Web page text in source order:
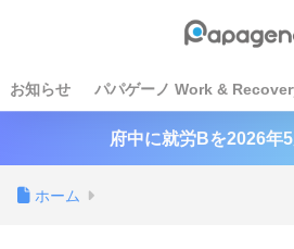
お知らせ パパゲーノ Work &
府中に就労Bを2026年5
ホーム